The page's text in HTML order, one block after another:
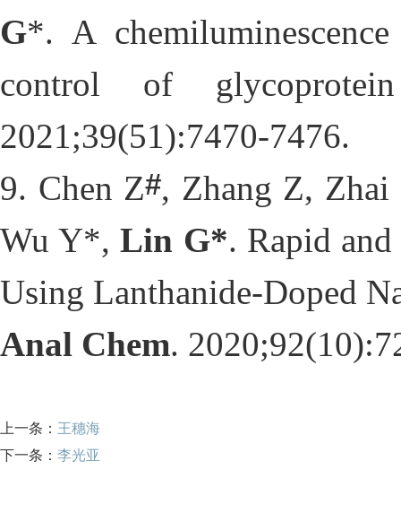
G*. A
control of
2021;39(51):7470-7476.
9. Chen Z#, Zhang Z,
Wu Y*, Lin G*. Rapid
Anal Chem.
上一条： 王穗海
下一条： 李光亚